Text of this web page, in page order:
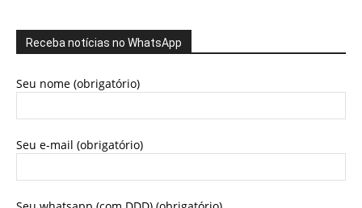
Receba notícias no WhatsApp
Seu nome (obrigatório)
Seu e-mail (obrigatório)